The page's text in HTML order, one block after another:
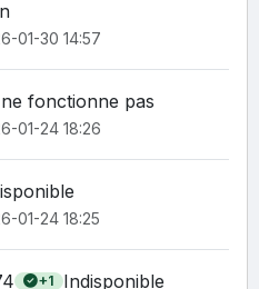
01-30 14:57
fonctionne pas
01-24 18:26
01-24 18:25
+1 Indisponible